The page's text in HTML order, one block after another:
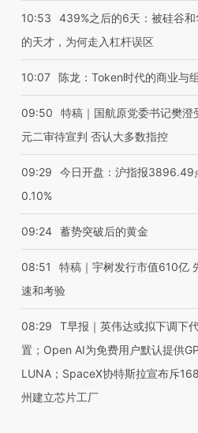
10:53
439%之后的6天：被硅谷和
的天才，为何走入杠杆误区
10:07 陈龙：Token时代的商业与
09:50
特稿｜国航原党委书记樊
元二审待宣判 否认大多数指控
09:29
今日开盘：沪指报3896.49
0.10%
09:24 蓄势突破后的黄金
08:51
特稿｜宇树发行市值610亿
速和考验
08:29
T早报｜英伟达或拟下调下
置；Open AI为免费用户默认提供
LUNA；SpaceX协特斯拉宣布斥
州建立芯片工厂